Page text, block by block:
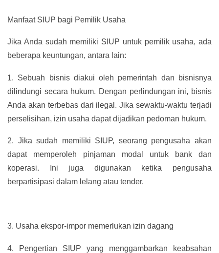
Manfaat SIUP bagi Pemilik Usaha
Jika Anda sudah memiliki SIUP untuk pemilik usaha, ada
beberapa keuntungan, antara lain:
1. Sebuah bisnis diakui oleh pemerintah dan bisnisnya
dilindungi secara hukum. Dengan perlindungan ini, bisnis
Anda akan terbebas dari ilegal. Jika sewaktu-waktu terjadi
perselisihan, izin usaha dapat dijadikan pedoman hukum.
2. Jika sudah memiliki SIUP, seorang pengusaha akan
dapat memperoleh pinjaman modal untuk bank dan
koperasi. Ini juga digunakan ketika pengusaha
berpartisipasi dalam lelang atau tender.
3. Usaha ekspor-impor memerlukan izin dagang
4.
Pengertian SIUP yang menggambarkan keabsahan